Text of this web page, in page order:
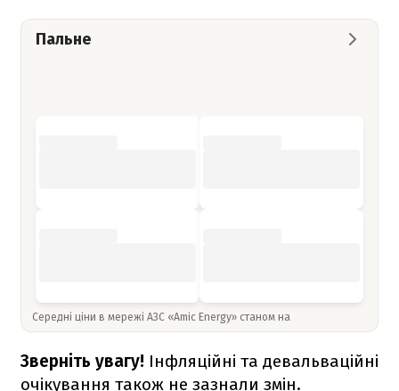
Пальне
Середні ціни в мережі АЗС «Amic Energy» станом на
Зверніть увагу! Інфляційні та девальваційні
очікування також не зазнали змін.